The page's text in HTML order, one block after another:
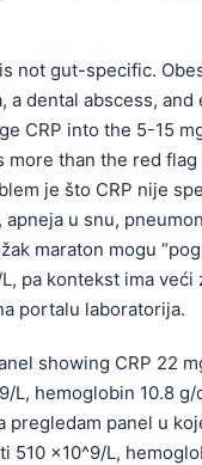
not gut-specific.
a dental abscess, and
CRP into the 5-15
more than the red
je što CRP nije
u snu,
maraton mogu
pa kontekst ima veći
portalu laboratorija.
showing CRP 22
L, hemoglobin 10.8 g/
panel u
510 x10^9/L,